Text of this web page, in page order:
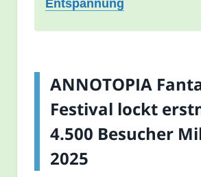
Entspannung
ANNOTOPIA
Festival lockt
4.500 Besucher
2025